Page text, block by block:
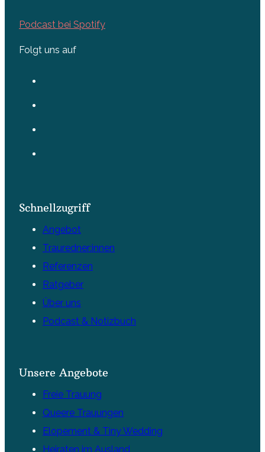
Podcast bei Spotify
Folgt uns auf
Schnellzugriff
Angebot
Trauredner:innen
Referenzen
Ratgeber
Über uns
Podcast & Notizbuch
Unsere Angebote
Freie Trauung
Queere Trauungen
Elopement & Tiny Wedding
Heiraten im Ausland